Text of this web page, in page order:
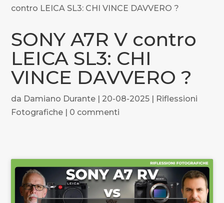
contro LEICA SL3: CHI VINCE DAVVERO ?
SONY A7R V contro
LEICA SL3: CHI
VINCE DAVVERO ?
da Damiano Durante | 20-08-2025 | Riflessioni
Fotografiche | 0 commenti